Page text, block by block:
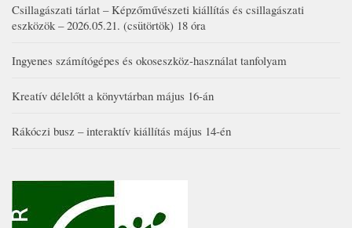
Csillagászati tárlat – Képzőművészeti kiállítás és csillagászati
eszközök – 2026.05.21. (csütörtök) 18 óra
Ingyenes számítógépes és okoseszköz-használat tanfolyam
Kreatív délelőtt a könyvtárban május 16-án
Rákóczi busz – interaktív kiállítás május 14-én